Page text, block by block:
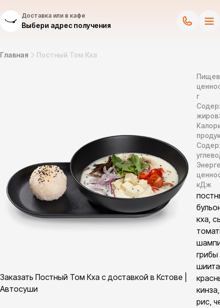
Доставка или в кафе
Выбери адрес получения
Главная Постный Том Кха
Заказать Постный Том Кха с доставкой в Кстове |
Автосуши
г
кДж
кха,
грибы
рис,